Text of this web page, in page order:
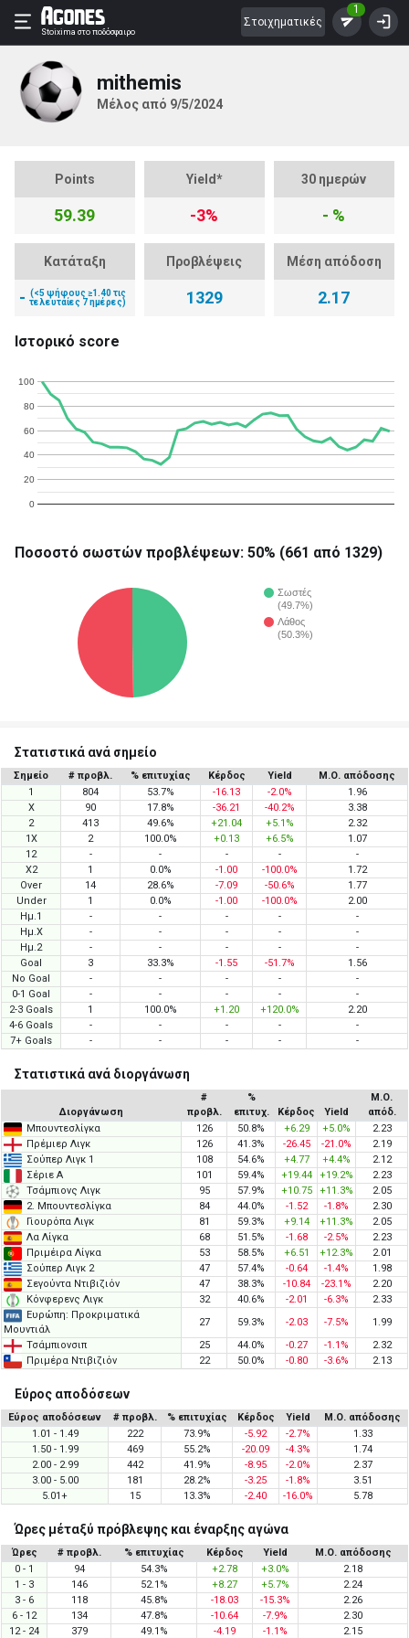
Stoixima στο ποδόσφαιρο
Στοιχηματικές
1
mithemis
Μέλος από 9/5/2024
Points
59.39
Yield*
-3%
30 ημερών
- %
Κατάταξη
- (<5 ψήφους ≥1.40 τις
τελευταίες 7 ημέρες)
Προβλέψεις
1329
Μέση απόδοση
2.17
Ιστορικό score
0
20
40
60
80
100
Ποσοστό σωστών προβλέψεων: 50% (661 από 1329)
Σωστές
(49.7%)
Λάθος
(50.3%)
Στατιστικά ανά σημείο
Σημείο # προβλ. % επιτυχίας Κέρδος Yield
Μ.Ο. απόδοσης
1
804 53.7% -16.13 -2.0%
1.96
X
90 17.8% -36.21 -40.2%
3.38
2
413 49.6% +21.04 +5.1%
2.32
1X
2 100.0% +0.13 +6.5%
1.07
12
- - - -
-
X2
1 0.0% -1.00 -100.0%
1.72
Over
14 28.6% -7.09 -50.6%
1.77
Under
1 0.0% -1.00 -100.0%
2.00
Ημ.1
- - - -
-
Ημ.X
- - - -
-
Ημ.2
- - - -
-
Goal
3 33.3% -1.55 -51.7%
1.56
No Goal
- - - -
-
0-1 Goal
- - - -
-
2-3 Goals
1 100.0% +1.20 +120.0%
2.20
4-6 Goals
- - - -
-
7+ Goals
- - - - -
Στατιστικά ανά διοργάνωση
Διοργάνωση
#
προβλ.
%
επιτυχ.
Κέρδος Yield
Μ.Ο.
απόδ.
Μπουντεσλίγκα
126 50.8% +6.29 +5.0%
2.23
Πρέμιερ Λιγκ
126 41.3% -26.45 -21.0%
2.19
Σούπερ Λιγκ 1
108 54.6% +4.77 +4.4%
2.12
Σέριε Α
101 59.4% +19.44 +19.2%
2.23
Τσάμπιονς Λιγκ
95 57.9% +10.75 +11.3%
2.05
2. Μπουντεσλίγκα
84 44.0% -1.52 -1.8%
2.30
Γιουρόπα Λιγκ
81 59.3% +9.14 +11.3%
2.05
Λα Λίγκα
68 51.5% -1.68 -2.5%
2.23
Πριμέιρα Λίγκα
53 58.5% +6.51 +12.3%
2.01
Σούπερ Λιγκ 2
47 57.4% -0.64 -1.4%
1.98
Σεγούντα Ντιβιζιόν
47 38.3% -10.84 -23.1%
2.20
Κόνφερενς Λιγκ
32 40.6% -2.01 -6.3%
2.33
Ευρώπη: Προκριματικά
Μουντιάλ
27 59.3% -2.03 -7.5%
1.99
Τσάμπιονσιπ
25 44.0% -0.27 -1.1%
2.32
Πριμέρα Ντιβιζιόν
22 50.0% -0.80 -3.6% 2.13
Εύρος αποδόσεων
Εύρος αποδόσεων # προβλ. % επιτυχίας Κέρδος Yield
Μ.Ο. απόδοσης
1.01 - 1.49
222 73.9% -5.92 -2.7%
1.33
1.50 - 1.99
469 55.2% -20.09 -4.3%
1.74
2.00 - 2.99
442 41.9% -8.95 -2.0%
2.37
3.00 - 5.00
181 28.2% -3.25 -1.8%
3.51
5.01+
15 13.3% -2.40 -16.0% 5.78
Ώρες μέταξύ πρόβλεψης και έναρξης αγώνα
Ώρες # προβλ. % επιτυχίας Κέρδος Yield
Μ.Ο. απόδοσης
0 - 1
94 54.3% +2.78 +3.0%
2.18
1 - 3
146 52.1% +8.27 +5.7%
2.24
3 - 6
118 45.8% -18.03 -15.3%
2.26
6 - 12
134 47.8% -10.64 -7.9%
2.30
12 - 24
379 49.1% -4.19 -1.1% 2.15